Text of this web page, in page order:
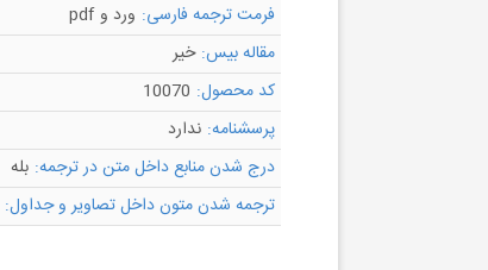
فرمت ترجمه فارسی: ورد و pdf
مقاله بیس: خیر
کد محصول: 10070
پرسشنامه: ندارد
درج شدن منابع داخل متن در ترجمه: بله
ترجمه شدن متون داخل تصاویر و جداول: